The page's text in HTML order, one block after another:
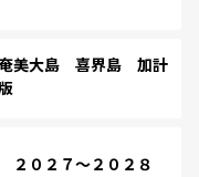
美大島 喜界島 加計
０２７～２０２８